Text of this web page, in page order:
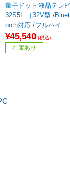
量子ドット液晶テレ
32S5L ［32V型 /Bluet
ooth対応 /フルハイビ
ジョン /YouTube対
応］
¥45,540 (税込)
在庫あり